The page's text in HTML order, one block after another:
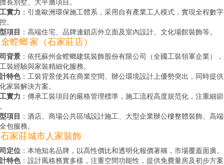
長別墅、大平層項目。
實力 ：引進歐洲環保施工體系，采用自有產業工人模式，實現全程數
。
項目 ：高端住宅、品牌連鎖店外立面及室內設計、文化場館裝飾等。
螳螂·家（石家莊店）
背景 ：依托蘇州金螳螂建筑裝飾股份有限公司（全國工裝領軍企業）
裝經驗與家裝精細化服務。
特色：工裝背景使其在商業空間、辦公環境設計上優勢突出，同時提
家裝解決方案。
實力 ：傳承工裝項目的嚴格管理標準，施工流程高度規范化，注重細
項目 ：酒店、商場公共區域設計施工、大型企業辦公樓整體裝飾、高
包服務。
石家莊城市人家裝飾
定位 ：本地知名品牌，以高性價比和透明化報價著稱，市場覆蓋面廣。
特色：設計風格務實多樣，注重空間功能性，提供免費量房及初步方